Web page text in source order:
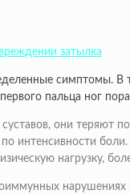
затылка
симптомы. В
пальца ног
суставов, они теряют
интенсивности боли.
нагрузку,